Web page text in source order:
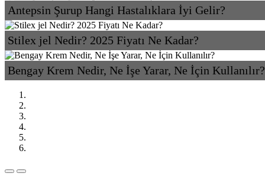
Antepsin Şurup Hangi Hastalıklara İyi Gelir?
Stilex jel Nedir? 2025 Fiyatı Ne Kadar?
Bengay Krem Nedir, Ne İşe Yarar, Ne İçin Kullanılır?